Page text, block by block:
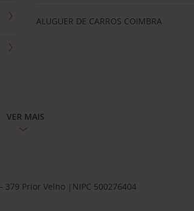
ALUGUER DE CARROS COIMBRA
VER MAIS
379 Prior Velho |NIPC 500276404